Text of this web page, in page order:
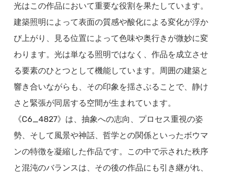
光はこの作品において重要な役割を果たしています。
建築照明によって表面の質感や酸化による変化が浮か
び上がり、見る位置によって色味や奥行きが微妙に変
わります。光は単なる照明ではなく、作品を成立させ
る要素のひとつとして機能しています。周囲の建築と
響き合いながらも、その印象を揺さぶることで、静け
さと緊張が同居する空間が生まれています。
《C6_4827》は、抽象への志向、プロセス重視の姿
勢、そして風景や神話、哲学との関係といったボウマ
ンの特徴を凝縮した作品です。この中で示された秩序
と混沌のバランスは、その後の作品にも引き継がれ、